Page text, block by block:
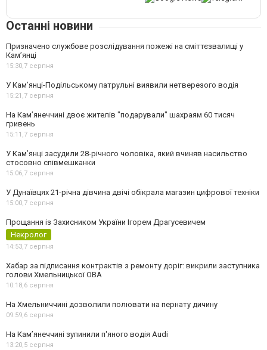
Останні новини
Призначено службове розслідування пожежі на сміттєзвалищі у
Кам’янці
15:30,7 серпня
У Кам’янці-Подільському патрульні виявили нетверезого водія
15:21,7 серпня
На Камʼянеччині двоє жителів "подарували" шахраям 60 тисяч
гривень
15:11,7 серпня
У Камʼянці засудили 28-річного чоловіка, який вчиняв насильство
стосовно співмешканки
15:06,7 серпня
У Дунаївцях 21-річна дівчина двічі обікрала магазин цифрової техніки
15:00,7 серпня
Прощання із Захисником України Ігорем Драгусевичем
Некролог
14:53,7 серпня
Хабар за підписання контрактів з ремонту доріг: викрили заступника
голови Хмельницької ОВА
10:18,6 серпня
На Хмельниччині дозволили полювати на пернату дичину
09:59,6 серпня
На Камʼянеччині зупинили п'яного водія Audi
13:20,5 серпня